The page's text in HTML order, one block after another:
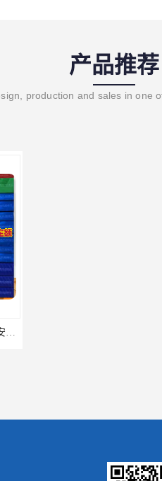
产品推荐
production and sales in one
辽宁省2024土建预算定额-辽宁安装预算定额-辽宁通风空调安装定额